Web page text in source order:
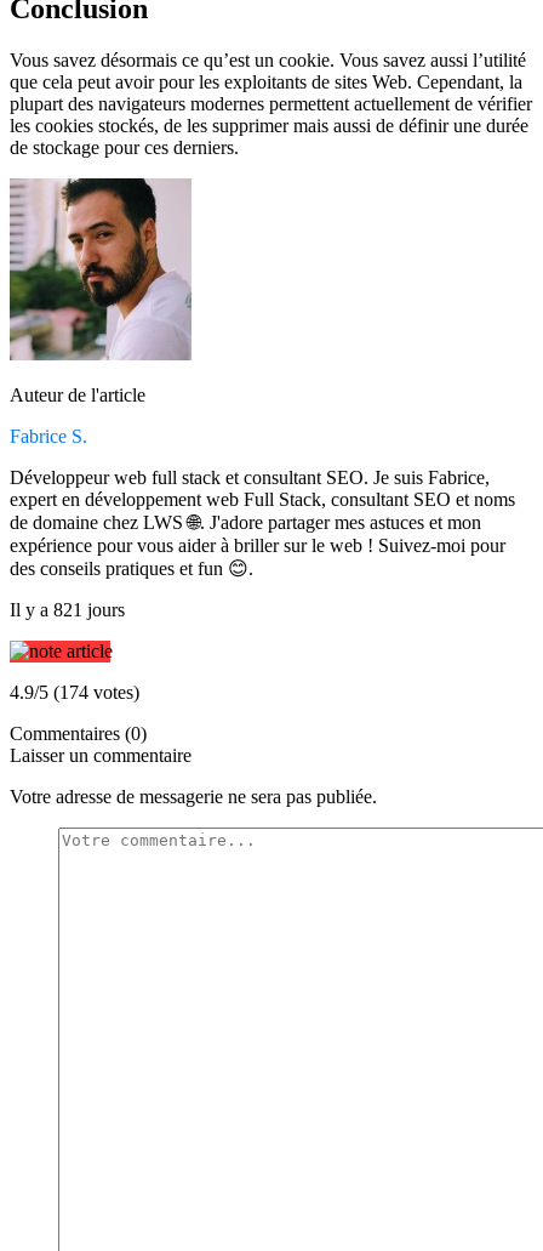
Conclusion
Vous savez désormais ce qu’est un cookie. Vous savez aussi l’utilité
que cela peut avoir pour les exploitants de sites Web. Cependant, la
plupart des navigateurs modernes permettent actuellement de vérifier
les cookies stockés, de les supprimer mais aussi de définir une durée
de stockage pour ces derniers.
Auteur de l'article
Fabrice S.
Développeur web full stack et consultant SEO. Je suis Fabrice,
expert en développement web Full Stack, consultant SEO et noms
de domaine chez LWS 🌐. J'adore partager mes astuces et mon
expérience pour vous aider à briller sur le web ! Suivez-moi pour
des conseils pratiques et fun 😊.
Il y a 821 jours
4.9/5 (174 votes)
Commentaires (0)
Laisser un commentaire
Votre adresse de messagerie ne sera pas publiée.